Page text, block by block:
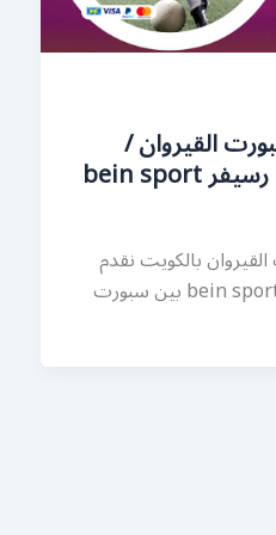
القيروان /
بالكويت نقدم
لكم خدمة تركيب رسيفر bein sport بين سبورت